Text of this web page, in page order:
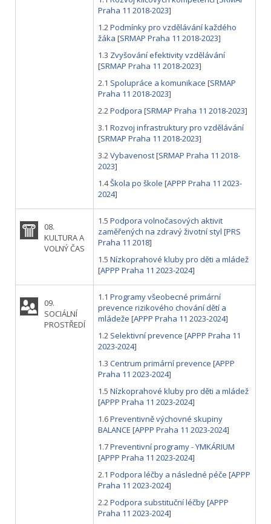
Praha 11 2018-2023]
1.2Podmínky pro vzdělávání každého
žáka [SRMAP Praha 11 2018-2023]
1.3 Zvyšování efektivity vzdělávání
[SRMAP Praha 11 2018-2023]
2.1 Spolupráce a komunikace [SRMAP
Praha 11 2018-2023]
2.2Podpora [SRMAP Praha 11 2018-2023]
3.1 Rozvoj infrastruktury pro vzdělávání
[SRMAP Praha 11 2018-2023]
3.2Vybavenost[SRMAP Praha 11 2018-
2023]
1.4Škola po škole [APPP Praha 11 2023-
2024]
08.
KULTURA A
VOLNÝ ČAS
1.5 Podpora volnočasových aktivit
zaměřených na zdravý životní styl [PRS
Praha 11 2018]
1.5 Nízkoprahové kluby pro děti a mládež
[APPP Praha 11 2023-2024]
09.
SOCIÁLNÍ
PROSTŘEDÍ
1.1 Programy všeobecné primární
prevence rizikového chování dětí a
mládeže [APPP Praha 11 2023-2024]
1.2 Selektivní prevence [APPP Praha 11
2023-2024]
1.3 Centrum primární prevence [APPP
Praha 11 2023-2024]
1.5 Nízkoprahové kluby pro děti a mládež
[APPP Praha 11 2023-2024]
1.6Preventivně výchovné skupiny
BALANCE [APPP Praha 11 2023-2024]
1.7Preventivní programy - YMKÁRIUM
[APPP Praha 11 2023-2024]
2.1 Podpora léčby a následné péče [APPP
Praha 11 2023-2024]
2.2Podpora substituční léčby[APPP
Praha 11 2023-2024]